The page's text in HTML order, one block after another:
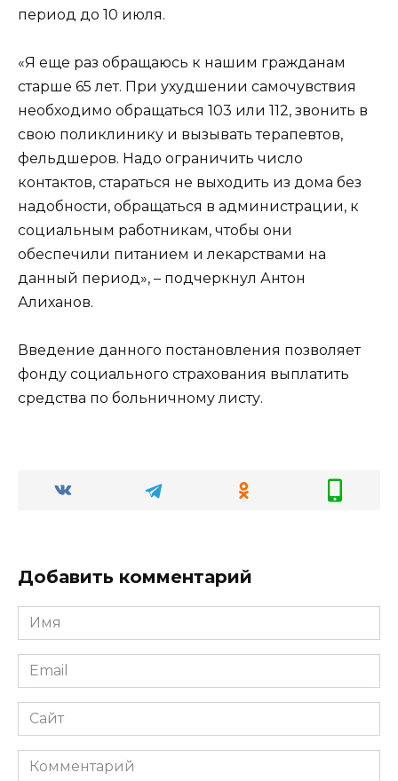
период до 10 июля.
«Я еще раз обращаюсь к нашим гражданам
старше 65 лет. При ухудшении самочувствия
необходимо обращаться 103 или 112, звонить в
свою поликлинику и вызывать терапевтов,
фельдшеров. Надо ограничить число
контактов, стараться не выходить из дома без
надобности, обращаться в администрации, к
социальным работникам, чтобы они
обеспечили питанием и лекарствами на
данный период», – подчеркнул Антон
Алиханов.
Введение данного постановления позволяет
фонду социального страхования выплатить
средства по больничному листу.
Добавить комментарий
Имя
Email
Сайт
Комментарий